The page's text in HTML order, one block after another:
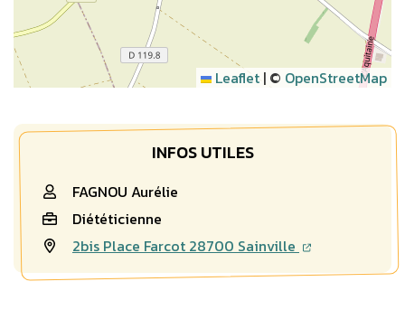
Leaflet | © OpenStreetMap
INFOS UTILES
FAGNOU Aurélie
Diététicienne
2bis Place Farcot 28700 Sainville